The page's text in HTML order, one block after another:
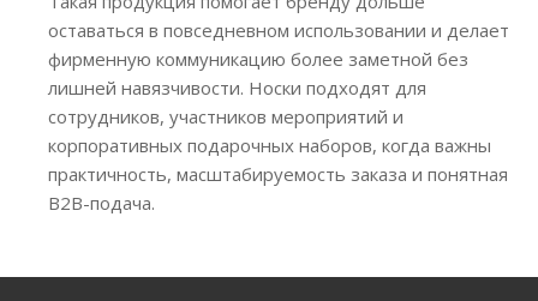
оставаться в повседневном использовании и делает
фирменную коммуникацию более заметной без
лишней навязчивости. Носки подходят для
сотрудников, участников мероприятий и
корпоративных подарочных наборов, когда важны
практичность, масштабируемость заказа и понятная
B2B-подача.